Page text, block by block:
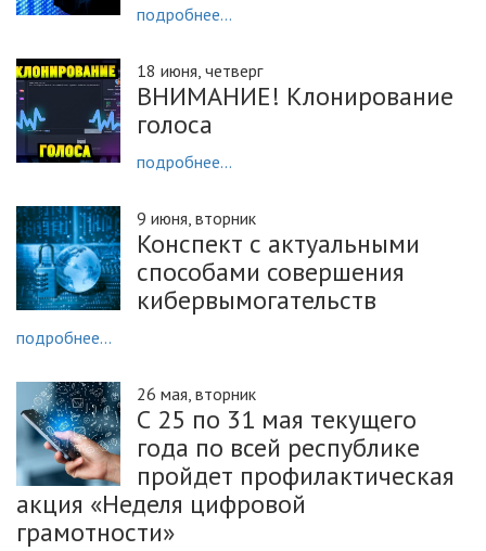
подробнее...
18 июня, четверг
ВНИМАНИЕ! Клонирование
голоса
подробнее...
9 июня, вторник
Конспект с актуальными
способами совершения
кибервымогательств
подробнее...
26 мая, вторник
С 25 по 31 мая текущего
года по всей республике
пройдет профилактическая
акция «Неделя цифровой
грамотности»